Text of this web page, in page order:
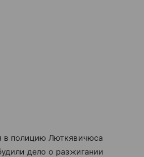
в полицию Люткявичюса
дело о разжигании